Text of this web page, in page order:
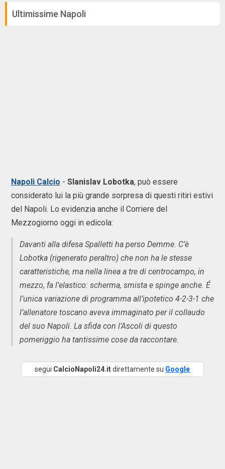
Ultimissime Napoli
Napoli Calcio - Slanislav Lobotka, può essere
considerato lui la più grande sorpresa di questi ritiri estivi
del Napoli. Lo evidenzia anche il Corriere del
Mezzogiorno oggi in edicola:
Davanti alla difesa Spalletti ha perso Demme. C’è
Lobotka (rigenerato peraltro) che non ha le stesse
caratteristiche, ma nella linea a tre di centrocampo, in
mezzo, fa l’elastico: scherma, smista e spinge anche. É
l’unica variazione di programma all’ipotetico 4-2-3-1 che
l’allenatore toscano aveva immaginato per il collaudo
del suo Napoli. La sfida con l’Ascoli di questo
pomeriggio ha tantissime cose da raccontare.
segui CalcioNapoli24.itdirettamente su Google